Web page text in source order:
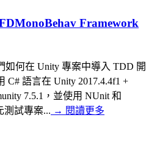
Framework
如何在 Unity 專案中導入 TDD 開
C# 語言在 Unity 2017.4.4f1 +
7.5.1，並使用 NUnit 和
測試專案... → 閱讀更多